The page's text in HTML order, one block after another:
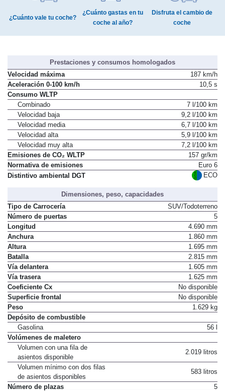
¿Cuánto vale tu coche?
¿Cuánto gastas en tu
coche al año?
Disfruta el cambio de
coche
Prestaciones y consumos homologados
Velocidad máxima
187 km/h
Aceleración 0-100 km/h
10,5 s
Consumo WLTP
Combinado
7 l/100 km
Velocidad baja
9,2 l/100 km
Velocidad media
6,7 l/100 km
Velocidad alta
5,9 l/100 km
Velocidad muy alta
7,2 l/100 km
Emisiones de CO₂ WLTP
157 gr/km
Normativa de emisiones
Euro 6
Distintivo ambiental DGT
ECO
Dimensiones, peso, capacidades
Tipo de Carrocería
SUV/Todoterreno
Número de puertas
5
Longitud
4.690 mm
Anchura
1.860 mm
Altura
1.695 mm
Batalla
2.815 mm
Vía delantera
1.605 mm
Vía trasera
1.625 mm
Coeficiente Cx
No disponible
Superficie frontal
No disponible
Peso
1.629 kg
Depósito de combustible
Gasolina
56 l
Volúmenes de maletero
Volumen con una fila de
asientos disponible
2.019 litros
Volumen mínimo con dos filas
de asientos disponibles
583 litros
Número de plazas
5